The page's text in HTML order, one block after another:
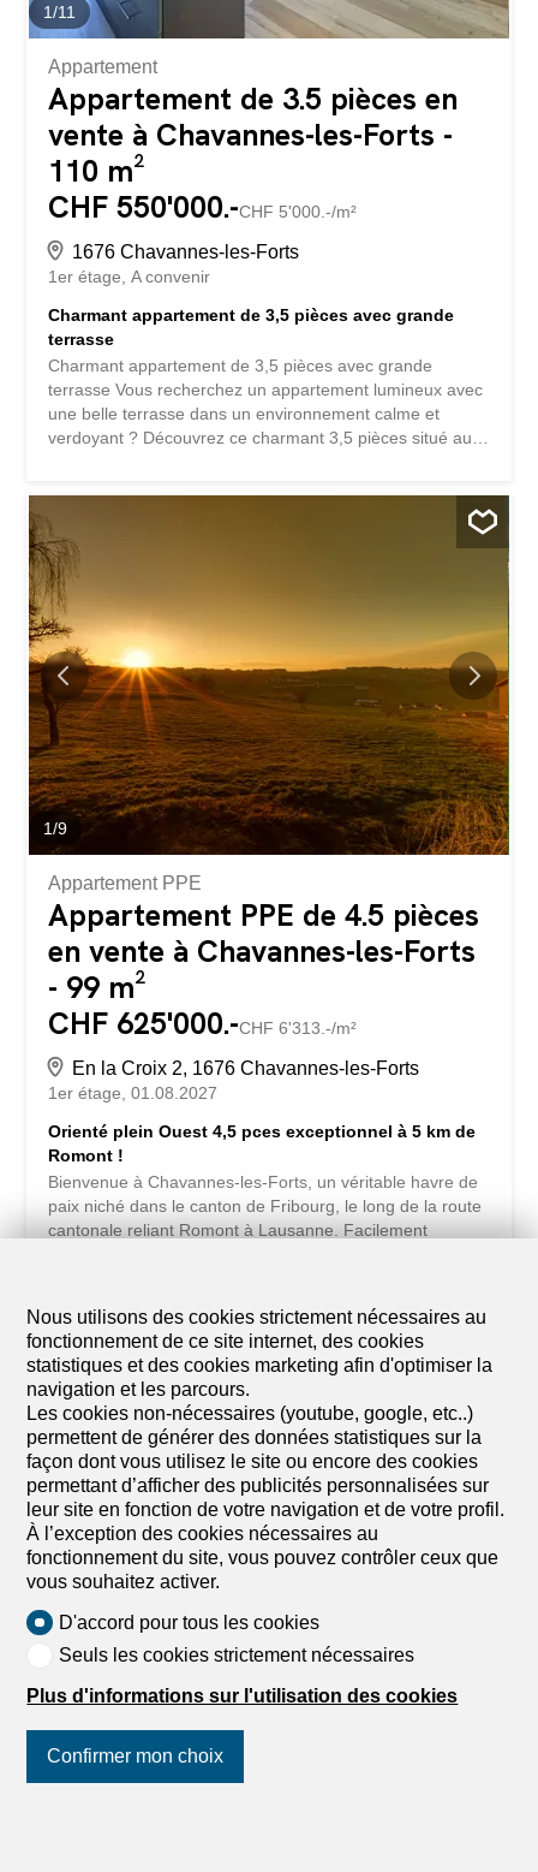
1/11
Appartement
Appartement de 3.5 pièces en
vente à Chavannes-les-Forts -
110 m²
CHF 550'000.-CHF 5'000.-/m²
1676 Chavannes-les-Forts
1er étage A convenir
Charmant appartement de 3,5 pièces avec grande
terrasse
Charmant appartement de 3,5 pièces avec grande
terrasse Vous recherchez un appartement lumineux avec
une belle terrasse dans un environnement calme et
verdoyant ? Découvrez ce charmant 3,5 pièces situé au
réduit. Son véritable atout ? Une magnifique terrasse
d'environ 30 m², idéale pour profiter des beaux jours,
partager des repas en famille ou simplement se détendre
en toute tranquillité. Grande pièce de vie de 35 m² Deux
chambres spacieuses Terrasse d'environ 30 m² Réduit
intérieur et réduit extérieur Cadre paisible à quelques
minutes des commodités Une place de parc extérieure
complète ce bien et est proposée en sus du prix de vente
pour CHF 15'000.-. Contactez-nous dès aujourd'hui pour
recevoir le dossier complet ou organiser une visite.
1/9
Appartement PPE
Appartement PPE de 4.5 pièces
en vente à Chavannes-les-Forts
- 99 m²
CHF 625'000.-CHF 6'313.-/m²
En la Croix 2, 1676 Chavannes-les-Forts
1er étage 01.08.2027
Orienté plein Ouest 4,5 pces exceptionnel à 5 km de
Romont !
Bienvenue à Chavannes-les-Forts, un véritable havre de
paix niché dans le canton de Fribourg, le long de la route
cantonale reliant Romont à Lausanne. Facilement
champs verdoyants qui entourent le village. Les paysages
pittoresques et la sérénité de la nature font de
Chavannes un lieu idéal pour se ressourcer et se
reconnecter avec la beauté de la vie à la campagne.
Bordés par une parcelle non constructible de 10 000 m2,
ces appartements vous offriront l'intimité et la tranquillité
que vous méritez, sans aucun voisin en face de vous. Les
travaux ont débutés et les immeubles seront livrés en
août 2027. Cet appartement de 4,5 pces sera situé au
1er étage dans ce nouveau bâtiment depuis lequel, vous
aurez une splendide et dégagée vue a admirer depuis le
balcon orienté plein Ouest. Profitez...
9
Attique
Attique de 5.5 pièces en vente à
Chavannes-les-Forts - 145 m²
Nous utilisons des cookies strictement nécessaires au
fonctionnement de ce site internet, des cookies
statistiques et des cookies marketing afin d'optimiser la
navigation et les parcours.
Les cookies non-nécessaires (youtube, google, etc..)
permettent de générer des données statistiques sur la
façon dont vous utilisez le site ou encore des cookies
permettant d’afficher des publicités personnalisées sur
leur site en fonction de votre navigation et de votre profil.
À l’exception des cookies nécessaires au
fonctionnement du site, vous pouvez contrôler ceux que
vous souhaitez activer.
D'accord pour tous les cookies
Seuls les cookies strictement nécessaires
Plus d'informations sur l'utilisation des cookies
Confirmer mon choix